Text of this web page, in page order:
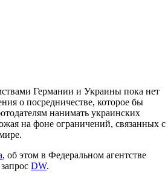
Германии и Украины пока нет
о посредничестве, которое бы
нанимать украинских
на фоне ограничений, связанных с
, об этом в Федеральном агентстве
DW.